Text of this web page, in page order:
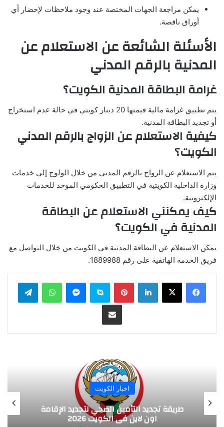
يمكن مراجعة الجهات المختصة عند وجود ملاحظات لإحضار أي
أوراق ناقصة.
الأسئلة الشائعة عن الاستعلام عن
المدنية بالرقم المدني
غرامة البطاقة المدنية الكويت؟
يتم تطبيق غرامة مالية قيمتها 20 دينار كويتي في حالة عدم استخراج
أو تجديد البطاقة المدنية.
كيفية الاستعلام عن الزواج بالرقم المدني
الكويت؟
يتم الاستعلام عن الزواج بالرقم المدني من خلال الولوج إلى خدمات
وزارة الداخلية الكويتية في التطبيق الحكومي الموحد للخدمات
الإلكترونية.
كيف يمكنني الاستعلام عن البطاقة
المدنية في الكويت؟
يمكن الاستعلام عن البطاقة المدنية في الكويت من خلال التواصل مع
فريق الخدمة الهاتفية على رقم 1889988.
لينكدإن بينتيريستسكايب ماسنجر واتساب تيلقرام
مشاركة عبر البريد
اخبار الكويت
طريقة تجديد التأمين الصحي لتجديد الإقامة
اون لاين في الكويت 2026